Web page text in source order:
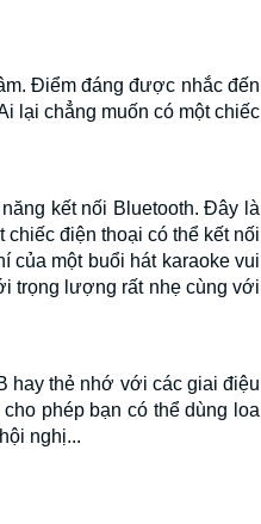
Điểm đáng được nhắc đến
lại chẳng muốn có một chiếc
kết nối Bluetooth. Đây là
điện thoại có thể kết nối
của một buổi hát karaoke vui
trọng lượng rất nhẹ cùng với
hay thẻ nhớ với các giai điệu
phép bạn có thể dùng loa
nghị...